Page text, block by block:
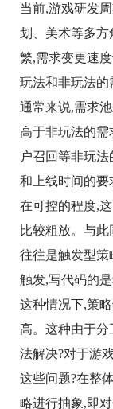
当前,游戏研发
划、美术等多方
繁,需求变更速
玩法和非玩法的
通常来说,需求
高于非玩法的需
户召回等非玩
和上线时间的
在可控的程度,
比较粗放。与
往往是触发型策
触发,写代码的
这种情况下,策
高。这种由于
法解决?对于游
这些问题?在整
略进行抽象,即